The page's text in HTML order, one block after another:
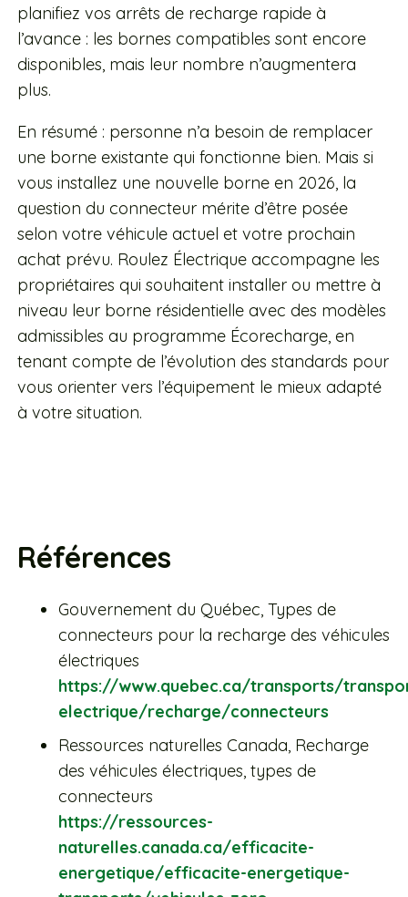
planifiez vos arrêts de recharge rapide à
l’avance : les bornes compatibles sont encore
disponibles, mais leur nombre n’augmentera
plus.
En résumé : personne n’a besoin de remplacer
une borne existante qui fonctionne bien. Mais si
vous installez une nouvelle borne en 2026, la
question du connecteur mérite d’être posée
selon votre véhicule actuel et votre prochain
achat prévu. Roulez Électrique accompagne les
propriétaires qui souhaitent installer ou mettre à
niveau leur borne résidentielle avec des modèles
admissibles au programme Écorecharge, en
tenant compte de l’évolution des standards pour
vous orienter vers l’équipement le mieux adapté
à votre situation.
Références
Gouvernement du Québec, Types de
connecteurs pour la recharge des véhicules
électriques
https://www.quebec.ca/transports/
electrique/recharge/connecteurs
Ressources naturelles Canada, Recharge
des véhicules électriques, types de
connecteurs
https://ressources-
naturelles.canada.ca/efficacite-
energetique/efficacite-energetique-